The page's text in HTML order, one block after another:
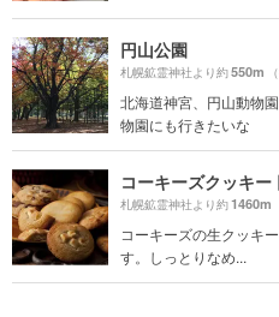
円山公園
札幌鉱霊神社より約550m
北海道神宮、円山動物
物園にも行きたいな
コーキーズクッキー
札幌鉱霊神社より約1460m
コーキーズの生クッキ
す。しっとりなめ...